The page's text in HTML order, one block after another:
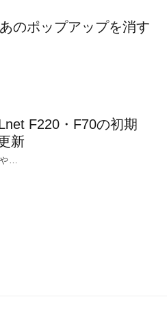
のポップアップを消す
F220・F70の初期
新
や…